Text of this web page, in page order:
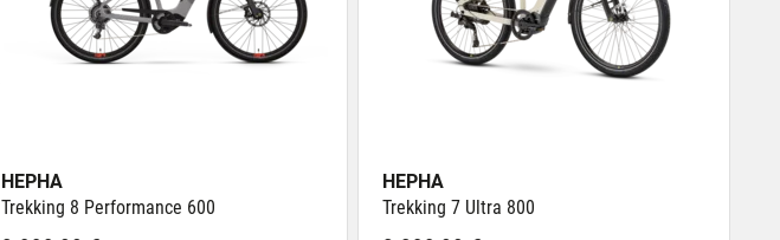
HEPHA
Trekking 8 Performance 600
HEPHA
Trekking 7 Ultra 800